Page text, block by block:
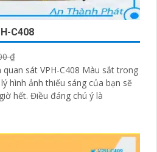
C408
₫
sát VPH-C408 Màu sắt trong
hình ảnh thiếu sáng của bạn sẽ
chú ý là